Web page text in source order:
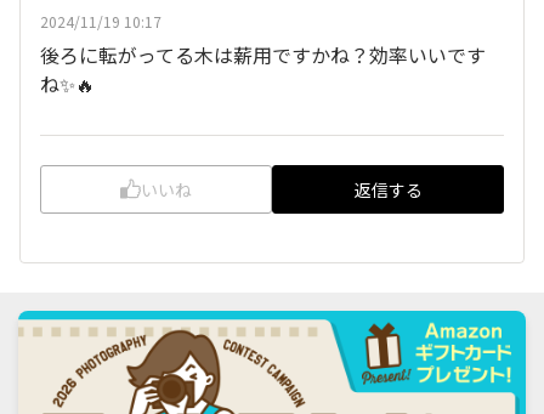
2024/11/19 10:17
後ろに転がってる木は薪用ですかね？効率いいです
ね✨🔥
いいね 返信する